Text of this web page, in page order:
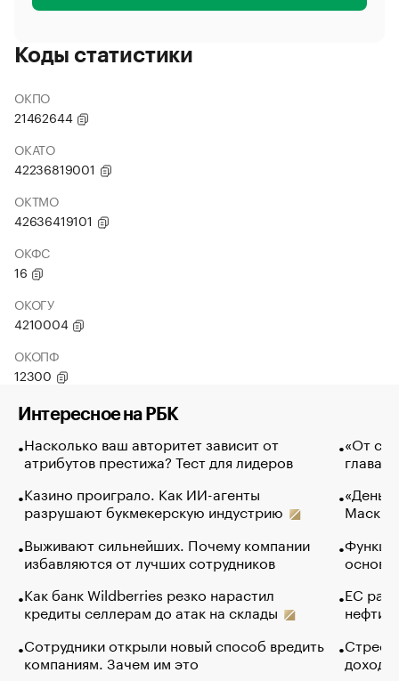
Коды статистики
ОКПО
21462644
ОКАТО
42236819001
ОКТМО
42636419101
ОКФС
16
ОКОГУ
4210004
ОКОПФ
12300
Интересное на РБК
Насколько ваш авторитет зависит от
атрибутов престижа? Тест для лидеров
Казино проиграло. Как ИИ-агенты
разрушают букмекерскую индустрию
Выживают сильнейших. Почему компании
избавляются от лучших сотрудников
Как банк Wildberries резко нарастил
кредиты селлерам до атак на склады
Сотрудники открыли новый способ вредить
компаниям. Зачем им это
«От
глава
Маск в
основ
ЕС
нефти